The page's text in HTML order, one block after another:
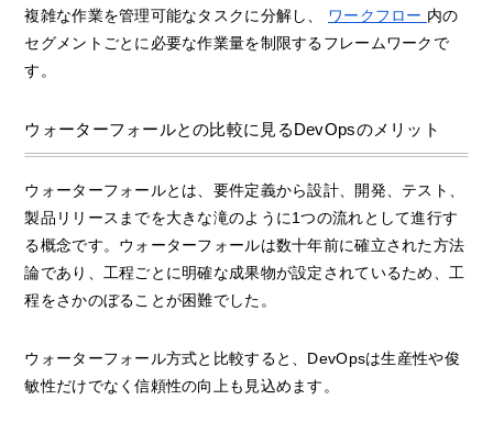
複雑な作業を管理可能なタスクに分解し、 ワークフロー 内の
セグメントごとに必要な作業量を制限するフレームワークで
す。
ウォーターフォールとの比較に見るDevOpsのメリット
ウォーターフォールとは、要件定義から設計、開発、テスト、
製品リリースまでを大きな滝のように1つの流れとして進行す
る概念です。ウォーターフォールは数十年前に確立された方法
論であり、工程ごとに明確な成果物が設定されているため、工
程をさかのぼることが困難でした。
ウォーターフォール方式と比較すると、DevOpsは生産性や俊
敏性だけでなく信頼性の向上も見込めます。